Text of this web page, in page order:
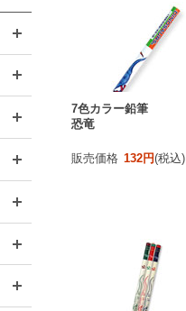
7色カラー鉛筆
恐竜
販売価格 132円(税込)